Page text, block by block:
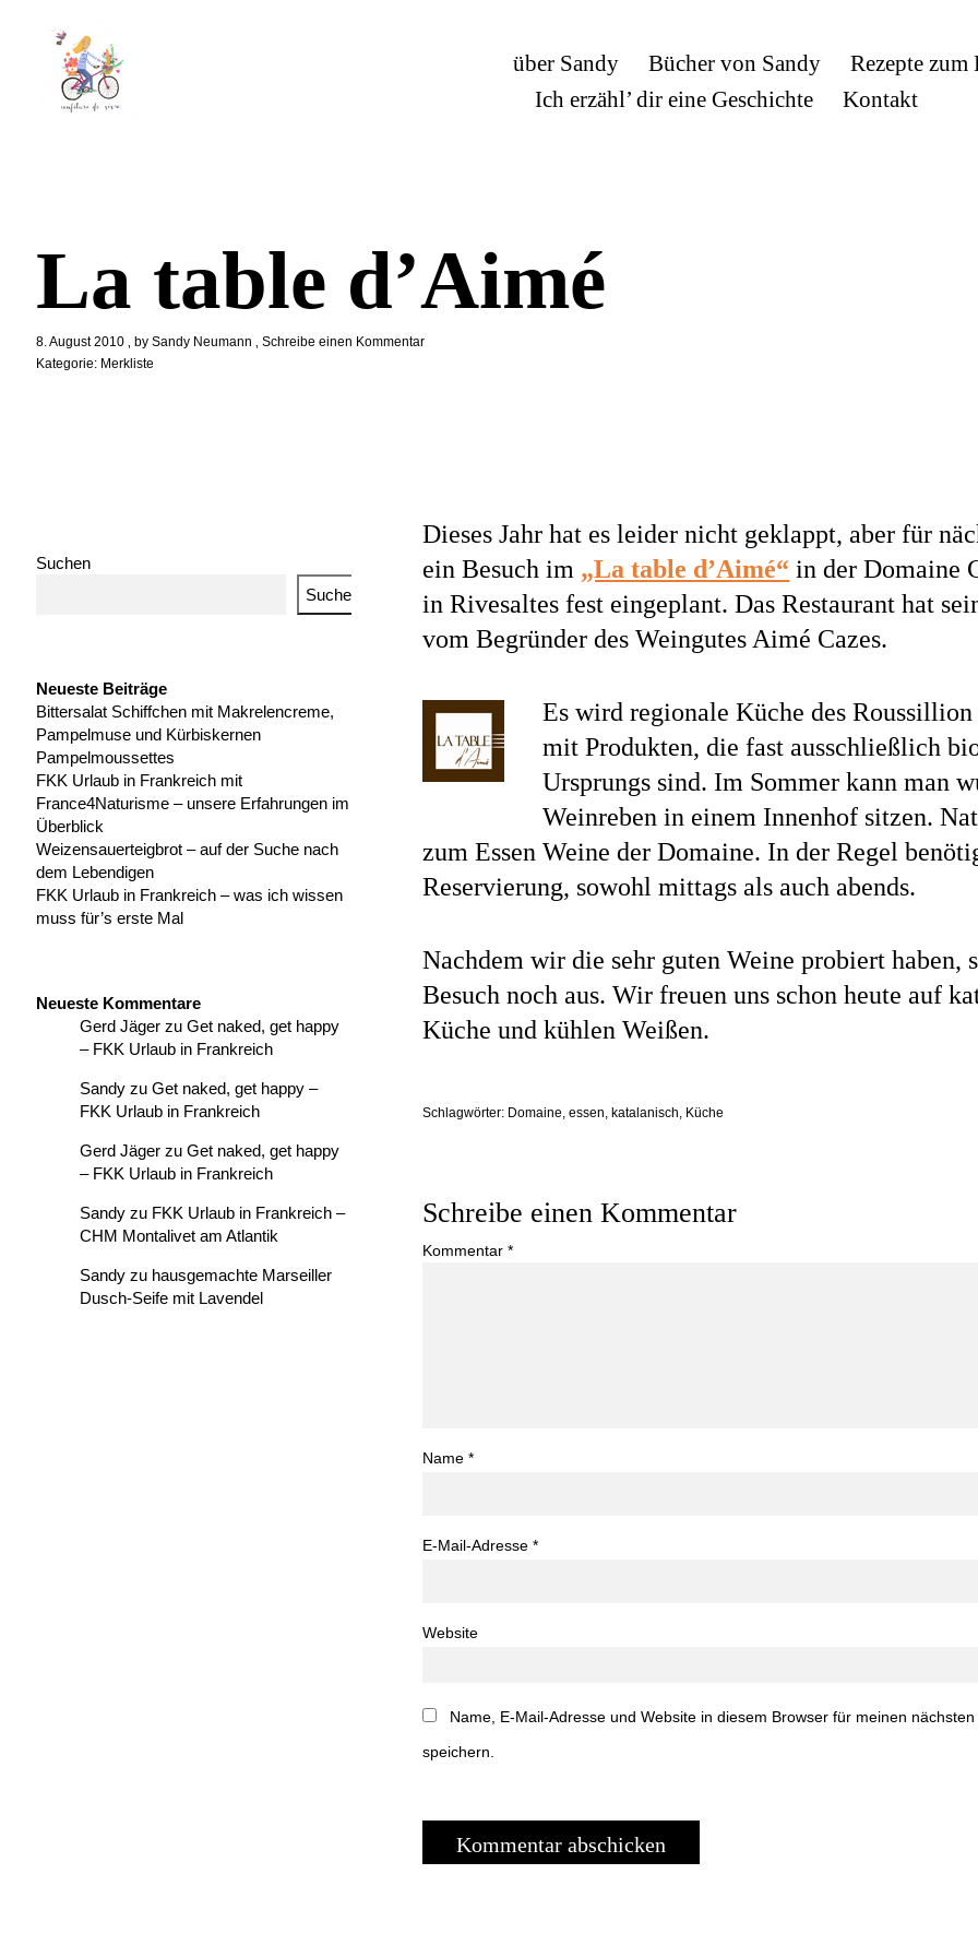
über Sandy Bücher von Sandy Rezepte zum
Ich erzähl’ dir eine Geschichte
Kontakt
La table d’Aimé
8. August 2010 by Sandy Neumann
Schreibe einen Kommentar
Kategorie: Merkliste
Dieses Jahr hat es leider nicht geklappt, aber für
ein Besuch im „La table d’Aimé“ in der Domaine
in Rivesaltes fest eingeplant. Das Restaurant hat
vom Begründer des Weingutes Aimé Cazes.
Es wird regionale Küche des Roussillion
mit Produkten, die fast ausschließlich
Ursprungs sind. Im Sommer kann man
Weinreben in einem Innenhof sitzen.
zum Essen Weine der Domaine. In der Regel
Reservierung, sowohl mittags als auch abends.
Nachdem wir die sehr guten Weine probiert haben,
Besuch noch aus. Wir freuen uns schon heute auf
Küche und kühlen Weißen.
Schlagwörter: Domaine,essen, katalanisch, Küche
Schreibe einen Kommentar
Kommentar*
Name*
E-Mail-Adresse*
Website
Name, E-Mail-Adresse und Website in diesem Browser für meinen
speichern.
Suchen
Suchen
Neueste Beiträge
Bittersalat Schiffchen mit Makrelencreme,
Pampelmuse und Kürbiskernen
Pampelmoussettes
FKK Urlaub in Frankreich mit
France4Naturisme – unsere Erfahrungen im
Überblick
Weizensauerteigbrot – auf der Suche nach
dem Lebendigen
FKK Urlaub in Frankreich – was ich wissen
muss für’s erste Mal
Neueste Kommentare
Gerd Jägerzu Get naked, get happy
– FKK Urlaub in Frankreich
Sandyzu Get naked, get happy –
FKK Urlaub in Frankreich
Gerd Jägerzu Get naked, get happy
– FKK Urlaub in Frankreich
Sandyzu FKK Urlaub in Frankreich –
CHM Montalivet am Atlantik
Sandyzu hausgemachte Marseiller
Dusch-Seife mit Lavendel